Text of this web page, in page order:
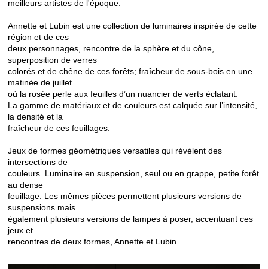
meilleurs artistes de l'époque.
Annette et Lubin est une collection de luminaires inspirée de cette
région et de ces
deux personnages, rencontre de la sphère et du cône,
superposition de verres
colorés et de chêne de ces forêts; fraîcheur de sous-bois en une
matinée de juillet
où la rosée perle aux feuilles d’un nuancier de verts éclatant.
La gamme de matériaux et de couleurs est calquée sur l’intensité,
la densité et la
fraîcheur de ces feuillages.
Jeux de formes géométriques versatiles qui révèlent des
intersections de
couleurs. Luminaire en suspension, seul ou en grappe, petite forêt
au dense
feuillage. Les mêmes pièces permettent plusieurs versions de
suspensions mais
également plusieurs versions de lampes à poser, accentuant ces
jeux et
rencontres de deux formes, Annette et Lubin.